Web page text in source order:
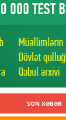
SON XƏBƏR